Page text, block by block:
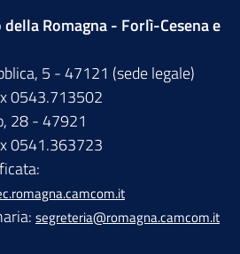
Romagna - Forlì-Cesena e
5 - 47121 (sede legale)
0543.713502
28 - 47921
0541.363723
segreteria@romagna.camcom.it